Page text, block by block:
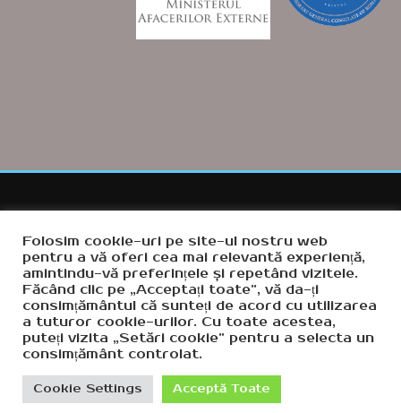
COPYRIGHT 2021,RADIO PUNCT
LICENTE CONTACT
RESPONSABILITATE
TERMENI SI CONDITII
POLITICA DE CONFIDENTIALITATE
POLITICA DE COOKIES
Folosim cookie-uri pe site-ul nostru web
pentru a vă oferi cea mai relevantă experiență,
amintindu-vă preferințele și repetând vizitele.
Făcând clic pe „Acceptați toate”, vă da-ți
consimțământul că sunteți de acord cu utilizarea
a tuturor cookie-urilor. Cu toate acestea,
puteți vizita „Setări cookie” pentru a selecta un
consimțământ controlat.
Cookie Settings Acceptă Toate